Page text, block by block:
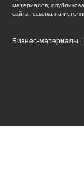
материалов,
сайта, ссылка на
Бизнес-материалы